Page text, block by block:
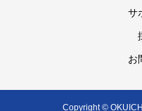
サ
お
Copyright ©